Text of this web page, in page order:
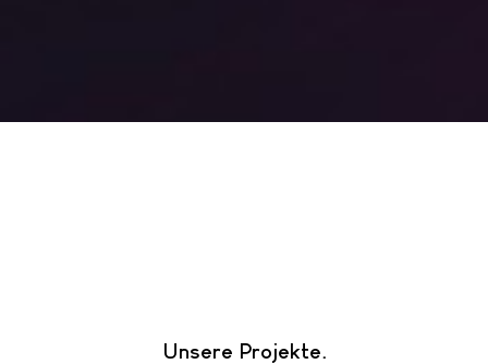
Unsere Projekte